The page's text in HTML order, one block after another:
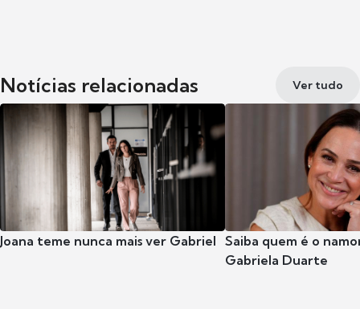
Notícias relacionadas Ver tudo
Joana teme nunca mais ver Gabriel Saiba quem é o
Gabriela Duarte